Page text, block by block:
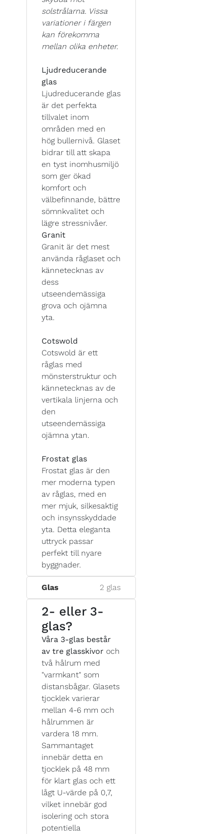
solstrålarna. Vissa
variationer i färgen
kan förekomma
mellan olika enheter.
Ljudreducerande
glas
Ljudreducerande glas
är det perfekta
tillvalet inom
områden med en
hög bullernivå. Glaset
bidrar till att skapa
en tyst inomhusmiljö
som ger ökad
komfort och
välbefinnande, bättre
sömnkvalitet och
lägre stressnivåer.
Granit
Granit är det mest
använda råglaset och
kännetecknas av
dess
utseendemässiga
grova och ojämna
yta.
Cotswold
Cotswold är ett
råglas med
mönsterstruktur och
kännetecknas av de
vertikala linjerna och
den
utseendemässiga
ojämna ytan.
Frostat glas
Frostat glas är den
mer moderna typen
av råglas, med en
mer mjuk, silkesaktig
och insynsskyddade
yta. Detta eleganta
uttryck passar
perfekt till nyare
byggnader.
Glas 2 glas
2- eller 3-
glas?
Våra 3-glas består
av tre glasskivor och
två hålrum med
"varmkant" som
distansbågar. Glasets
tjocklek varierar
mellan 4-6 mm och
hålrummen är
vardera 18 mm.
Sammantaget
innebär detta en
tjocklek på 48 mm
för klart glas och ett
lågt U-värde på 0,7,
vilket innebär god
isolering och stora
potentiella